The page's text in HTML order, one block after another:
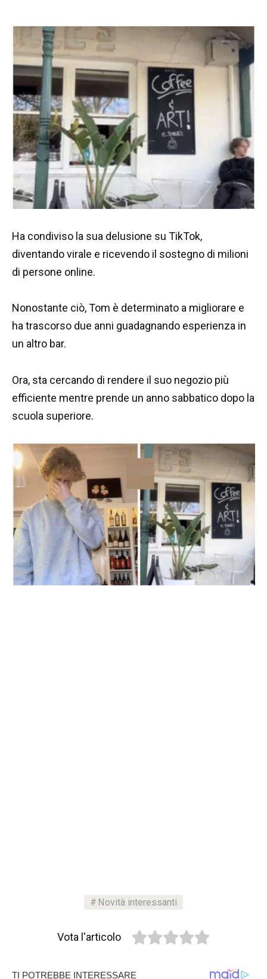
Ha condiviso la sua delusione su TikTok,
diventando virale e ricevendo il sostegno di milioni
di persone online.
Nonostante ciò, Tom è determinato a migliorare e
ha trascorso due anni guadagnando esperienza in
un altro bar.
Ora, sta cercando di rendere il suo negozio più
efficiente mentre prende un anno sabbatico dopo la
scuola superiore.
Novità interessanti
Vota l'articolo